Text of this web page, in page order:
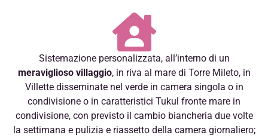
Sistemazione personalizzata, all’interno di un
meraviglioso villaggio, in riva al mare di Torre Mileto, in
Villette disseminate nel verde in camera singola o in
condivisione o in caratteristici Tukul fronte mare in
condivisione, con previsto il cambio biancheria due volte
la settimana e pulizia e riassetto della camera giornaliero;